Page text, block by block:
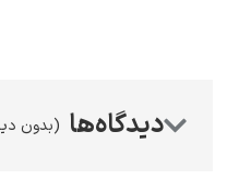
(بدون دیدگاه)